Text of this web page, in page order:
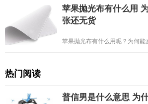
苹果抛光布有什么用
张还无货
苹果抛光布有什么用呢？为何能
热门阅读
普信男是什么意思 为